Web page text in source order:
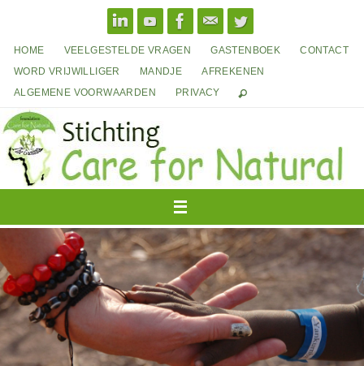
inhoudHOME VEELGESTELDE VRAGEN GASTENBOEK
CONTACT
WORD VRIJWILLIGER
MANDJE
AFREKENEN
ALGEMENE VOORWAARDEN
PRIVACY